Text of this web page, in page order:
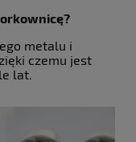
metalu i
czemu jest
lat.